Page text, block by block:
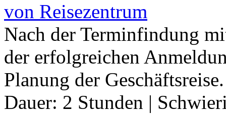
von Reisezentrum
Nach der Terminfindung
der erfolgreichen
Planung der
Dauer: 2 Stunden |